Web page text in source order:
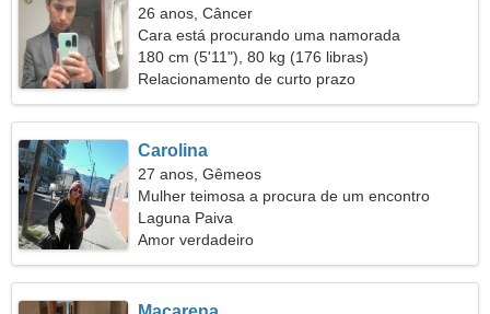
26 anos, Câncer
Cara está procurando uma namorada
180 cm (5'11"), 80 kg (176 libras)
Relacionamento de curto prazo
Carolina
27 anos, Gêmeos
Mulher teimosa a procura de um encontro
Laguna Paiva
Amor verdadeiro